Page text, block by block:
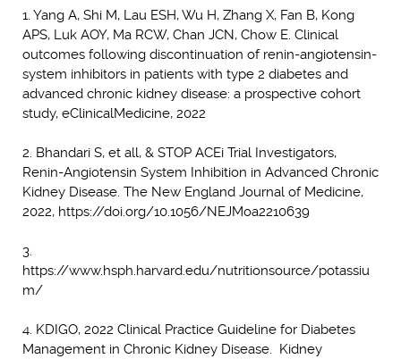
1. Yang A, Shi M, Lau ESH, Wu H, Zhang X, Fan B, Kong
APS, Luk AOY, Ma RCW, Chan JCN, Chow E. Clinical
outcomes following discontinuation of renin-angiotensin-
system inhibitors in patients with type 2 diabetes and
advanced chronic kidney disease: a prospective cohort
study, eClinicalMedicine, 2022
2. Bhandari S, et all, & STOP ACEi Trial Investigators,
Renin-Angiotensin System Inhibition in Advanced Chronic
Kidney Disease. The New England Journal of Medicine,
2022, https://doi.org/10.1056/NEJMoa2210639
3.
https://www.hsph.harvard.edu/nutritionsource/potassiu
m/
4. KDIGO, 2022 Clinical Practice Guideline for Diabetes
Management in Chronic Kidney Disease. Kidney